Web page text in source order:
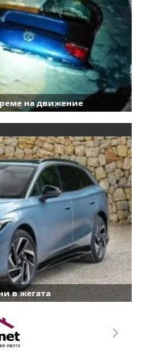
на движение
в жегата